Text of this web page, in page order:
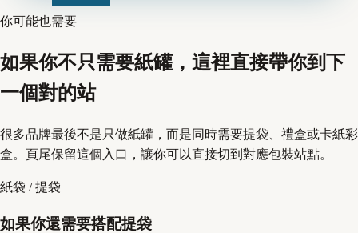
你可能也需要
如果你不只需要紙罐，這裡直接帶你到下
一個對的站
很多品牌最後不是只做紙罐，而是同時需要提袋、禮盒或卡紙彩
盒。頁尾保留這個入口，讓你可以直接切到對應包裝站點。
紙袋 / 提袋
如果你還需要搭配提袋